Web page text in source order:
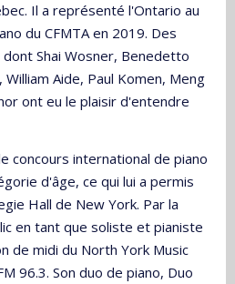
Il a représenté l'Ontario au
du CFMTA en 2019. Des
Shai Wosner, Benedetto
Aide, Paul Komen, Meng
ont eu le plaisir d'entendre
concours international de piano
d'âge, ce qui lui a permis
Hall de New York. Par la
en tant que soliste et pianiste
de midi du North York Music
96.3. Son duo de piano, Duo